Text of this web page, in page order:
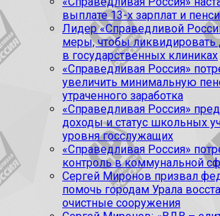
выплате 13-х зарплат и
Лидер «Справедливой
меры, чтобы ликвидировать
в государственных клиниках
«Справедливая Россия»
увеличить минимальную
утраченного заработка
«Справедливая Россия»
доходы и статус школьных
уровня госслужащих
«Справедливая Россия»
контроль в коммунальной
Сергей Миронов призвал
помочь городам Урала
очистные сооружения